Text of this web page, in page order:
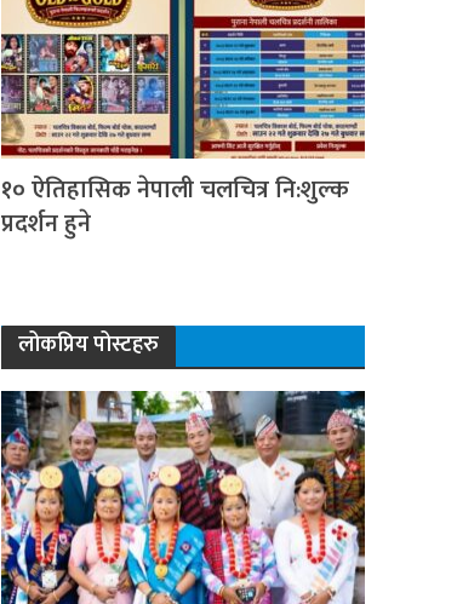
१० ऐतिहासिक नेपाली चलचित्र नि:शुल्क
प्रदर्शन हुने
लोकप्रिय पोस्टहरु